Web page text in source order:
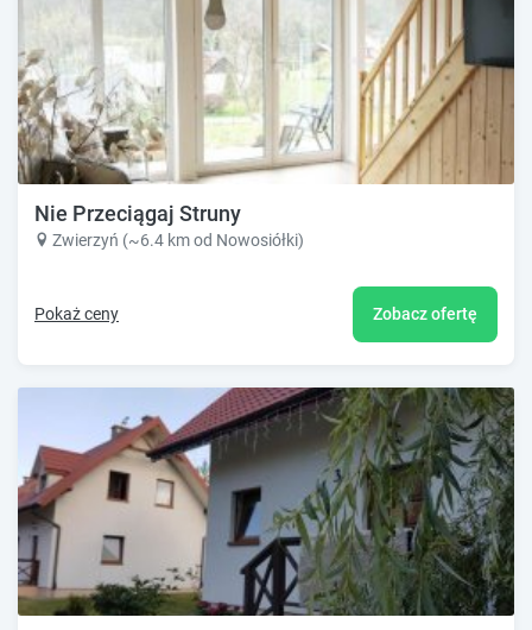
Nie Przeciągaj Struny
Zwierzyń (~6.4 km od Nowosiółki)
Pokaż ceny Zobacz ofertę